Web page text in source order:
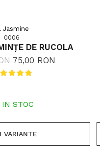
Jasmine
0006
DE RUCOLA
75,00 RON
IN STOC
VARIANTE